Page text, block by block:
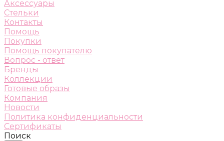
Аксессуары
Стельки
Контакты
Помощь
Покупки
Помощь покупателю
Вопрос - ответ
Бренды
Коллекции
Готовые образы
Компания
Новости
Политика конфиденциальности
Сертификаты
Поиск